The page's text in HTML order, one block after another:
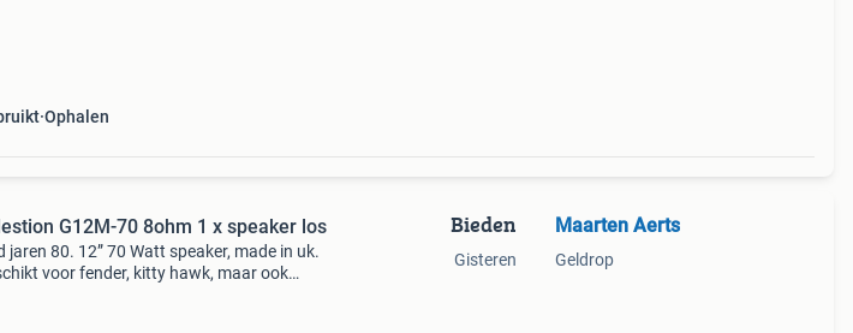
Ophalen
G12M-70 8ohm 1 x speaker los
jaren 80. 12” 70 Watt speaker, made in uk.
voor fender, kitty hawk, maar ook
Bieden
Gisteren
Maarten Aerts
Geldrop